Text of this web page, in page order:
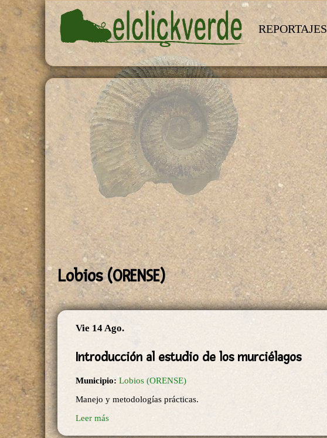
Pasar al contenido principal
REPORTAJES
Lobios (ORENSE)
Vie 14 Ago.
Introducción al estudio de los murciélagos
Municipio: Lobios (ORENSE)
Manejo y metodologías prácticas.
Leer más